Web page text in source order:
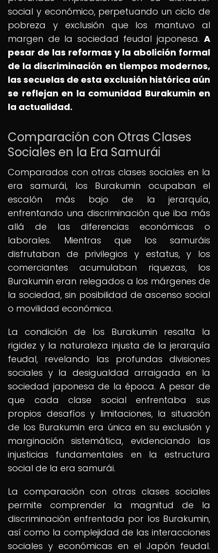
social y económico, perpetuando un ciclo de
pobreza y exclusión que los mantuvo al
margen de la sociedad feudal japonesa. A
pesar de las reformas y la abolición formal
de la discriminación en tiempos modernos,
las secuelas de esta exclusión histórica aún
se reflejan en la comunidad Burakumin en
la actualidad.
Comparación con Otras Clases
Sociales en la Era Samurái
Comparados con otras clases sociales en la
era samurái, los Burakumin ocupaban el
escalón más bajo de la jerarquía,
enfrentando una discriminación que iba más
allá de las diferencias económicas o
laborales. Mientras que los samuráis
disfrutaban de privilegios y estatus, y los
comerciantes acumulaban riquezas, los
Burakumin eran relegados a los márgenes de
la sociedad, sin posibilidad de ascenso social
o movilidad económica.
La condición de los Burakumin resalta la
rigidez y la naturaleza injusta de la jerarquía
feudal, revelando las profundas divisiones
sociales y la desigualdad arraigada en la
sociedad japonesa de la época. A pesar de
que cada clase social enfrentaba sus
propios desafíos y limitaciones, la situación
de los Burakumin era única en su exclusión y
marginación sistemática, evidenciando las
injusticias fundamentales en la estructura
social de la era samurái.
La comparación con otras clases sociales
permite comprender la magnitud de la
discriminación enfrentada por los Burakumin,
así como la complejidad de las interacciones
sociales y económicas en el Japón feudal.